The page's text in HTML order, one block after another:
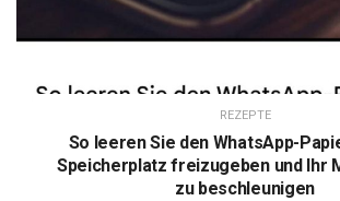
REZEPTE
So leeren Sie den WhatsApp-
Speicherplatz freizugeben und Ihr
zu beschleunigen